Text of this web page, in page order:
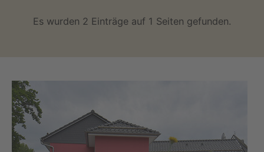
Es wurden 2 Einträge auf 1 Seiten gefunden.